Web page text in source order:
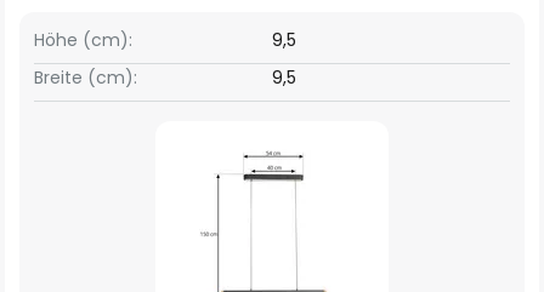
Breite (cm): 9,5
Höhe (cm): 9,5